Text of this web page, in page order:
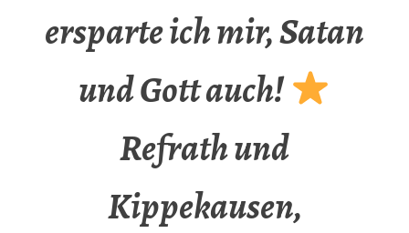
ersparte ich mir, Satan
und Gott auch!
Refrath und
Kippekausen,